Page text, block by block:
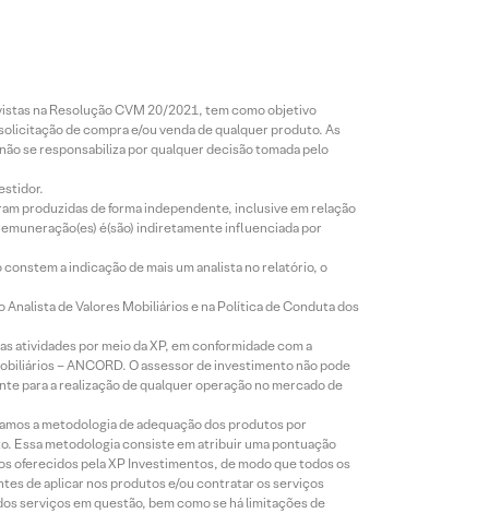
na Resolução CVM 20/2021, tem como objetivo
de compra e/ou venda de qualquer produto. As
se responsabiliza por qualquer decisão tomada pelo
produzidas de forma independente, inclusive em relação
é(são) indiretamente influenciada por
a indicação de mais um analista no relatório, o
de Valores Mobiliários e na Política de Conduta dos
atividades por meio da XP, em conformidade com a
– ANCORD. O assessor de investimento não pode
para a realização de qualquer operação no mercado de
a metodologia de adequação dos produtos por
Essa metodologia consiste em atribuir uma pontuação
oferecidos pela XP Investimentos, de modo que todos os
de aplicar nos produtos e/ou contratar os serviços
serviços em questão, bem como se há limitações de